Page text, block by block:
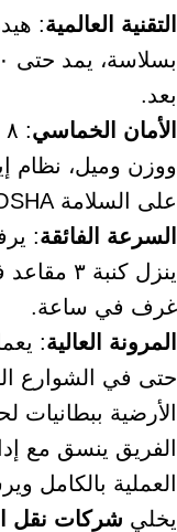
التقنية العالمية
بعد.
الأمان الخماسي
ووزن وميل، نظام
على السلامة OSHA.
السرعة الفائقة
غرف في ساعة.
المرونة العالية:
حتى في الشوارع
الأرضية ببطانيات
الفريق ينسق مع
العملية بالكامل
يخلي شركات نقل